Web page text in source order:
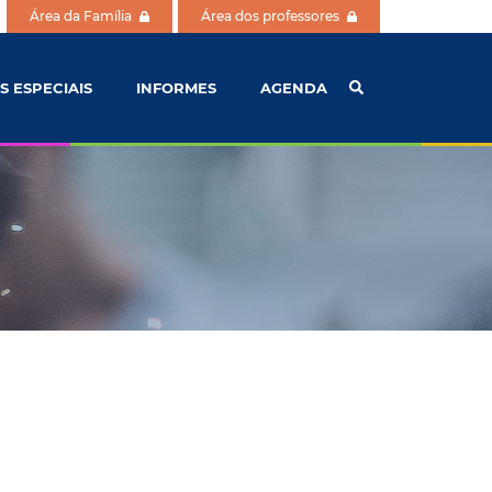
Área da Família Área dos professores
ESPECIAIS INFORMES AGENDA